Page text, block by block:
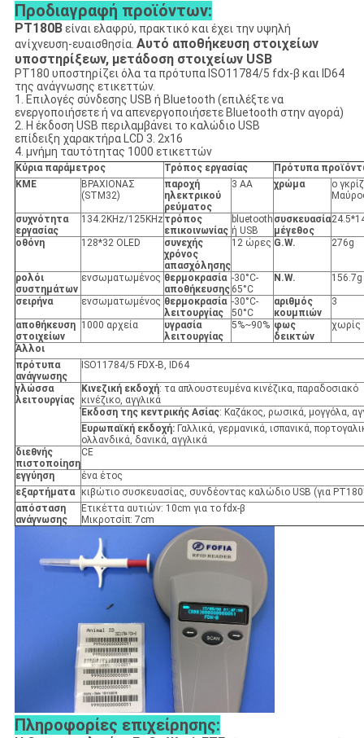
Προδιαγραφή προϊόντων:
PT180Bείναι ελαφρύ, πρακτικό και έχει την υψηλή
ανίχνευση-ευαισθησία. Αυτό αποθήκευση στοιχείων
υποστηρίξεων, μετάδοση στοιχείων USB
PT180 υποστηρίζει όλα τα πρότυπα ISO11784/5 fdx-β και ID64
της ανάγνωσης ετικεττών.
1. Επιλογές σύνδεσης USB ή Bluetooth (επιλέξτε να
ενεργοποιήσετε ή να απενεργοποιήσετε Bluetooth στην αγορά)
2. Η έκδοση USB περιλαμβάνει το καλώδιο USB
επίδειξη χαρακτήρα LCD 3. 2x16
4. μνήμη ταυτότητας 1000 ετικεττών
Κύρια παράμετρος Τρόπος εργασίας
Πρότυπα
ΚΜΕ
ΒΡΑΧΙΟΝΑΣ
(STM32)
παροχή
ηλεκτρικού
ρεύματος
3 AA χρώμα
ο
συχνότητα
εργασίας
134.2KHz/125KHzτρόπος
επικοινωνίας
bluetooth
ή USB
συσκευασία
μέγεθος
οθόνη 128*32 OLED
συνεχής
χρόνος
απασχόλησης
12 ώρες G.W. 276g
ρολόι
συστημάτων
ενσωματωμένος θερμοκρασία
αποθήκευσης
-30°C-
65°C
N.W. 156.7g
σειρήνα ενσωματωμένος θερμοκρασία
λειτουργίας
-30°C-
50°C
αριθμός
κουμπιών
3
αποθήκευση
στοιχείων
1000 αρχεία
υγρασία
λειτουργίας
5%~90% φως
δεικτών
χωρίς
Άλλοι
πρότυπα
ανάγνωσης
ISO11784/5 FDX-Β, ID64
γλώσσα
λειτουργίας
Κινεζική εκδοχή: τα απλουστευμένα κινέζικα, παραδοσιακό
κινέζικο, αγγλικά
Έκδοση της κεντρικής Ασίας: Καζάκος, ρωσικά, μογγόλα,
Ευρωπαϊκή εκδοχή:Γαλλικά, γερμανικά, ισπανικά,
ολλανδικά, δανικά, αγγλικά
διεθνής
πιστοποίηση
CE
εγγύηση
ένα έτος
εξαρτήματα
κιβώτιο συσκευασίας, συνδέοντας καλώδιο USB (για
απόσταση
ανάγνωσης
Ετικέττα αυτιών: 10cm για το fdx-β
Μικροτσίπ: 7cm
Πληροφορίες επιχείρησης: